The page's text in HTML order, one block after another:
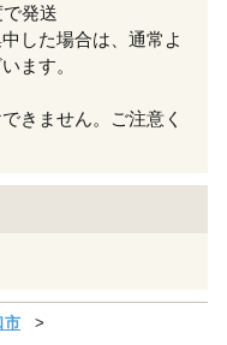
発送
した場合は、通常よ
ます。
きません。ご注意く
市